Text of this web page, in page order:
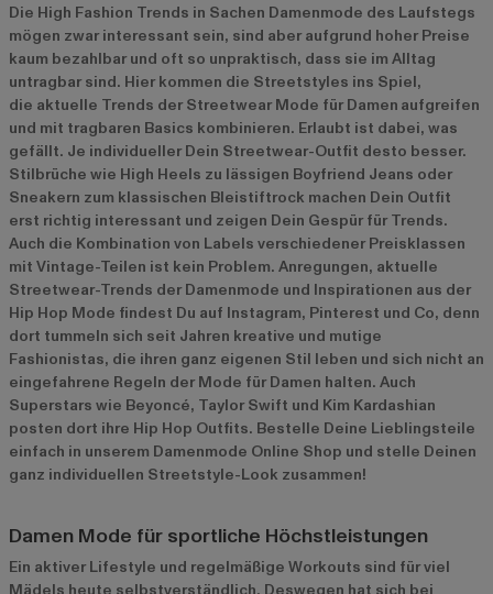
Die High Fashion Trends in Sachen Damenmode des Laufstegs
mögen zwar interessant sein, sind aber aufgrund hoher Preise
kaum bezahlbar und oft so unpraktisch, dass sie im Alltag
untragbar sind. Hier kommen die Streetstyles ins Spiel,
die aktuelle Trends der Streetwear Mode für Damen aufgreifen
und mit tragbaren Basics kombinieren. Erlaubt ist dabei, was
gefällt. Je individueller Dein Streetwear-Outfit desto besser.
Stilbrüche wie High Heels zu lässigen Boyfriend Jeans oder
Sneakern zum klassischen Bleistiftrock machen Dein Outfit
erst richtig interessant und zeigen Dein Gespür für Trends.
Auch die Kombination von Labels verschiedener Preisklassen
mit Vintage-Teilen ist kein Problem. Anregungen, aktuelle
Streetwear-Trends der Damenmode und Inspirationen aus der
Hip Hop Mode findest Du auf Instagram, Pinterest und Co, denn
dort tummeln sich seit Jahren kreative und mutige
Fashionistas, die ihren ganz eigenen Stil leben und sich nicht an
eingefahrene Regeln der Mode für Damen halten. Auch
Superstars wie Beyoncé, Taylor Swift und Kim Kardashian
posten dort ihre Hip Hop Outfits. Bestelle Deine Lieblingsteile
einfach in unserem Damenmode Online Shop und stelle Deinen
ganz individuellen Streetstyle-Look zusammen!
Damen Mode für sportliche Höchstleistungen
Ein aktiver Lifestyle und regelmäßige Workouts sind für viel